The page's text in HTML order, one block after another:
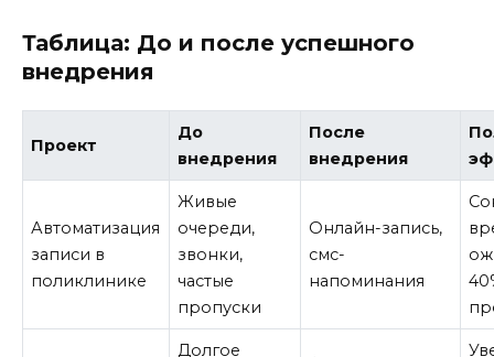
Таблица: До и после успешного
внедрения
Проект
До
внедрения
После
внедрения
Автоматизация
записи в
поликлинике
Живые
очереди,
звонки,
частые
пропуски
Онлайн-запись,
смс-
напоминания
Долгое